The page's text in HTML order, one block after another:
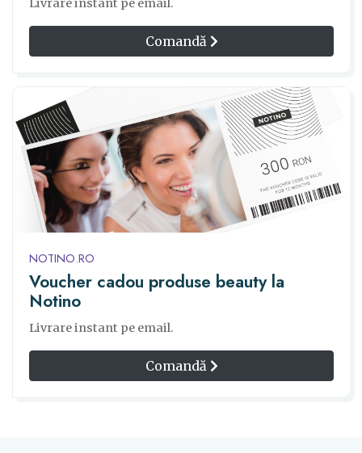
Livrare instant pe email.
Comandă
NOTINO.RO
Voucher cadou produse beauty la
Notino
Livrare instant pe email.
Comandă